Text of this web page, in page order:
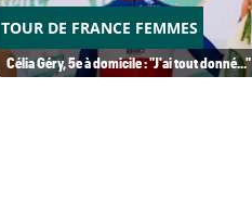
TOUR DE FRANCE FEMMES
Célia Géry, 5e à domicile : "J'ai tout donné..."